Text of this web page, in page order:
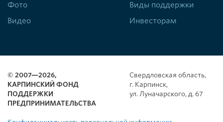
Фото
Видео
Виды поддержки
Инвесторам
© 2007—2026,
КАРПИНСКИЙ ФОНД
ПОДДЕРЖКИ
ПРЕДПРИНИМАТЕЛЬСТВА
Свердловская область,
г. Карпинск,
ул. Луначарского, д. 67